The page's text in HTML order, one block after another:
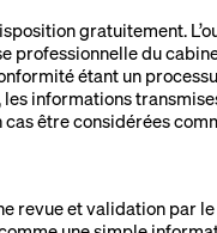
gratuitement.
professionnelle du
étant un
informations
être considérées
revue et validation par